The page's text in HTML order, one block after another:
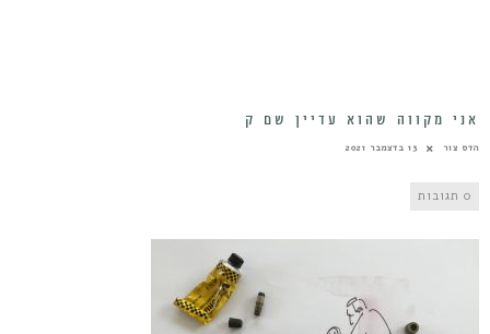
אני מקווה שהוא עדיין שם ק
הדס צור 13 בדצמבר 2021
0 תגובות